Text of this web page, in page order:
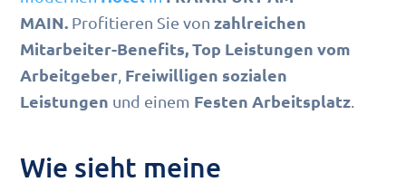
MAIN. Profitieren Sie vonzahlreichen
Mitarbeiter-Benefits,Top Leistungen vom
Arbeitgeber Freiwilligen sozialen
Leistungen und einem Festen Arbeitsplatz
Wie sieht meine